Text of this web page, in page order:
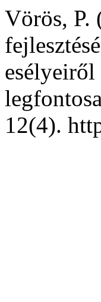
Vörös, P.
esélyeiről
12(4).